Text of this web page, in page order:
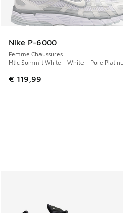
Nike P-6000
Femme Chaussures
Mtlc Summit White - White - Pure
€ 119,99